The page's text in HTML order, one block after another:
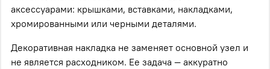
аксессуарами: крышками, вставками, накладками,
хромированными или черными деталями.
Декоративная накладка не заменяет основной узел и
не является расходником. Ее задача — аккуратно